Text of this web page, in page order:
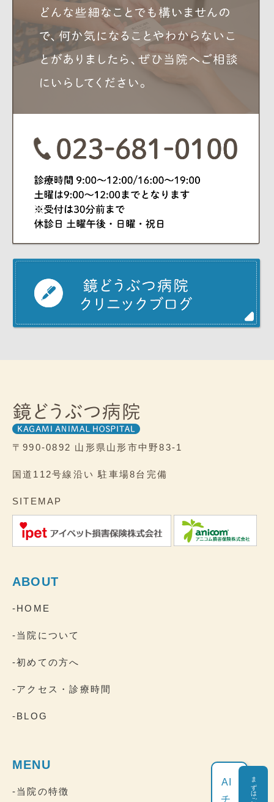
〒990-0892 山形県山形市中野83-1
国道112号線沿い 駐車場8台完備
SITEMAP
ABOUT
-HOME
-当院について
-初めての方へ
-アクセス・診療時間
-BLOG
MENU
-当院の特徴
AI